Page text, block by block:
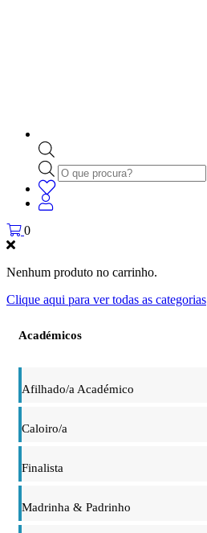
Products
search
0
Nenhum produto no carrinho.
Clique aqui para ver todas as categorias
Académicos
Afilhado/a Académico
Caloiro/a
Finalista
Madrinha & Padrinho